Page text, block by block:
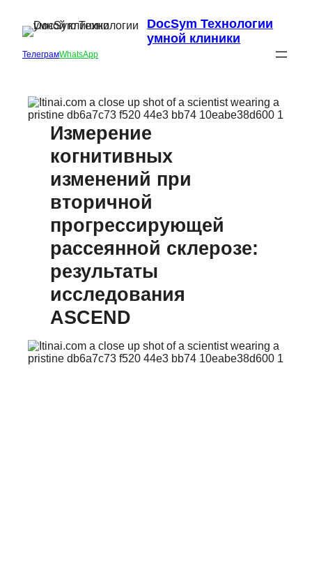
DocSym Технологии
умной клиники
ТелеграмWhatsApp
Измерение
когнитивных
изменений при
вторичной
прогрессирующей
рассеянной склерозе:
результаты
исследования
ASCEND